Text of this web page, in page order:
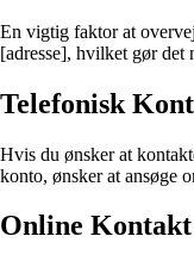
En vigtig faktor at
[adresse], hvilket gør det
Telefonisk
Hvis du ønsker at
konto, ønsker at ansøge
Online Kontakt